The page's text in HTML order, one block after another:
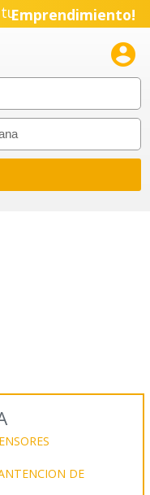
Emprendimiento!

DE